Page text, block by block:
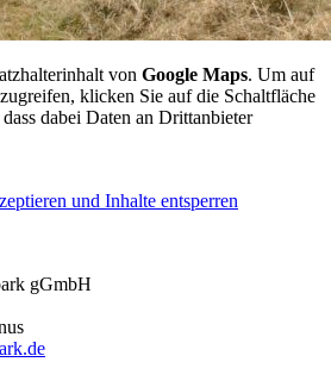
von Google Maps. Um auf
klicken Sie auf die Schaltfläche
dabei Daten an Drittanbieter
und Inhalte entsperren
gGmbH